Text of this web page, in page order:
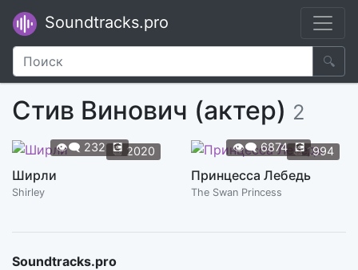
Soundtracks.pro
🔍
Стив Винович (актер) 2
📆 2020
👁️‍🗨️ 232 💽
Ширли
Shirley
📆1994
👁️‍🗨️6874 💽
Принцесса Лебедь
The Swan Princess
Soundtracks.pro